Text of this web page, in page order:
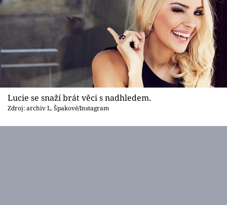
Lucie se snaží brát věci s nadhledem.
Zdroj: archiv L. Špakové/Instagram